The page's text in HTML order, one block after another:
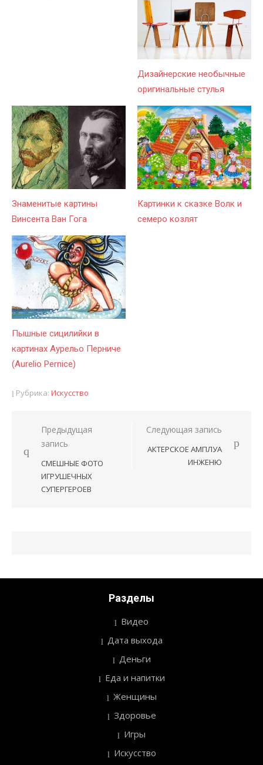
Дизайнерские необычные
оригинальные стулья
Знаменитые картины
Винсента Ван Гога
Картинки к сказке Волк и
семеро козлят
Пышные сицилийки в
картинах Аурельо Перниче
(Aurelio Pernice)
Рубрика: Искусство
Навигация
по
записям
Предыдущая
запись
СМЕШНЫЕ ФОТО
ИГРУШЕЧНЫХ
СУПЕРГЕРОЕВ
Следующая запись
АКТЕРСКОЕ АМПЛУА
ИНЖЕНЮ
Разделы
Видео
Дата выхода
Деньги
Еда и напитки
Женщины
Здоровье
Игры
Искусство